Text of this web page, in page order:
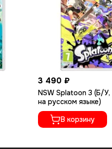
3 490 ₽
NSW Splatoon 3 (Б/
на русском языке)
В корзину